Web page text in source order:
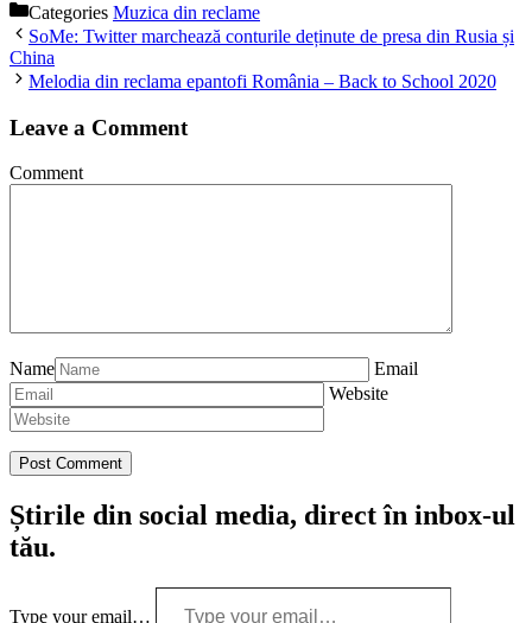
Categories Muzica din reclame
SoMe: Twitter marchează conturile deținute de presa din Rusia și
China
Melodia din reclama epantofi România – Back to School 2020
Leave a Comment
Comment
Name
Email
Website
Știrile din social media, direct în inbox-ul
tău.
Type your email…